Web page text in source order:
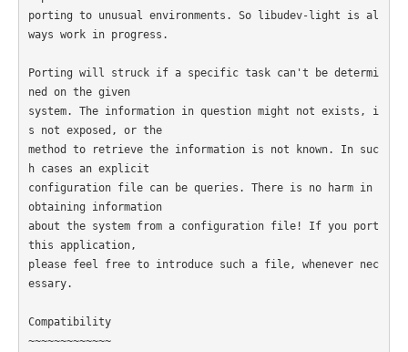
porting to unusual environments. So libudev-light is al
ways work in progress.
Porting will struck if a specific task can't be determi
ned on the given
system. The information in question might not exists, i
s not exposed, or the
method to retrieve the information is not known. In suc
h cases an explicit
configuration file can be queries. There is no harm in
obtaining information
about the system from a configuration file! If you port
this application,
please feel free to introduce such a file, whenever nec
essary.
Compatibility
~~~~~~~~~~~~~